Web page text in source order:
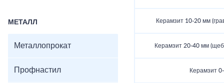
МЕТАЛЛ
Металлопрокат
Профнастил
Керамзит 10-20 мм
Керамзит 20-40 мм
Керамзит